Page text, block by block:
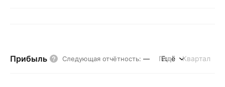
Прибыль Следующая отчётность: — Год Квартал
Ещё